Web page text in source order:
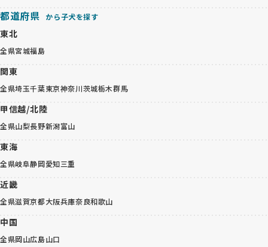
都道府県 から子犬を探す
東北
全県宮城福島
関東
全県埼玉千葉東京神奈川茨城栃木群馬
甲信越/北陸
全県山梨長野新潟富山
東海
全県岐阜静岡愛知三重
近畿
全県滋賀京都大阪兵庫奈良和歌山
中国
全県岡山広島山口